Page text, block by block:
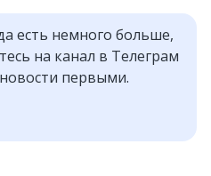
есть немного больше,
на канал в Телеграм
первыми.